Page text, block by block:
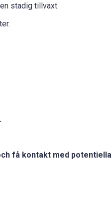
stadig tillväxt.
få kontakt med potentiella